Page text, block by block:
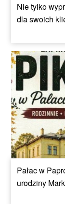
Nie tylko
dla swoich
Pałac w
urodziny